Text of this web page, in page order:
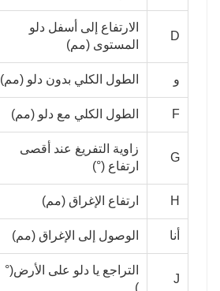
D
الارتفاع إلى أسفل دلو
المستوى (مم)
و الطول الكلي بدون دلو (مم)
F الطول الكلي مع دلو (مم)
G
زاوية التفريغ عند أقصى
ارتفاع (°)
H ارتفاع الإغراق (مم)
أنا الوصول إلى الإغراق (مم)
J
التراجع يا دلو على الأرض(°
)